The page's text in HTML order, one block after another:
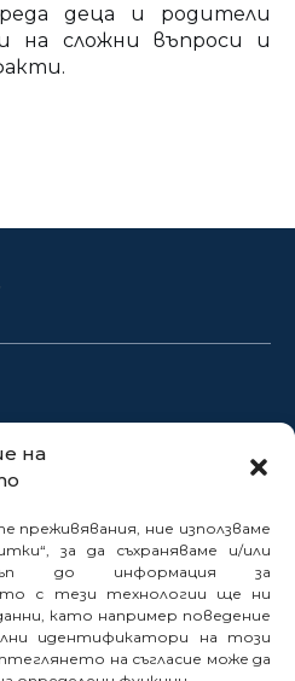
на
преживявания, ние използваме
за да съхраняваме и/или
до информация за
с тези технологии ще ни
като например поведение
идентификатори на този
на съгласие може да
деца и родители
на сложни въпроси и